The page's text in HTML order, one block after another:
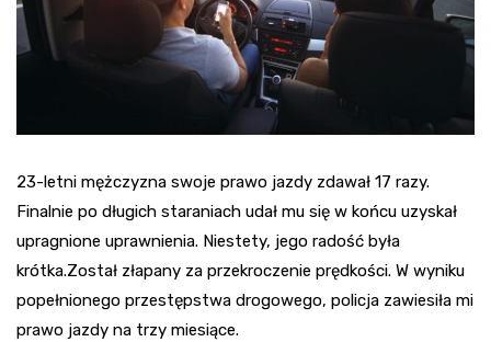
23-letni mężczyzna swoje prawo jazdy zdawał 17 razy.
Finalnie po długich staraniach udał mu się w końcu uzyskał
upragnione uprawnienia. Niestety, jego radość była
krótka.Został złapany za przekroczenie prędkości. W wyniku
popełnionego przestępstwa drogowego, policja zawiesiła mi
prawo jazdy na trzy miesiące.